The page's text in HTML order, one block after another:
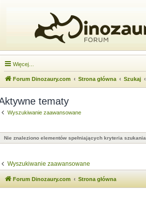
Więcej…
Forum Dinozaury.com Strona główna Szukaj
tematy
Wyszukiwanie zaawansowane
Nie znaleziono elementów spełniających kryteria szukania.
Wyszukiwanie zaawansowane
Forum Dinozaury.com Strona główna